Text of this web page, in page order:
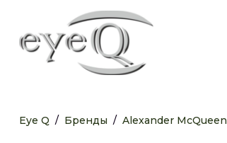
Eye Q / Бренды / Alexander McQueen